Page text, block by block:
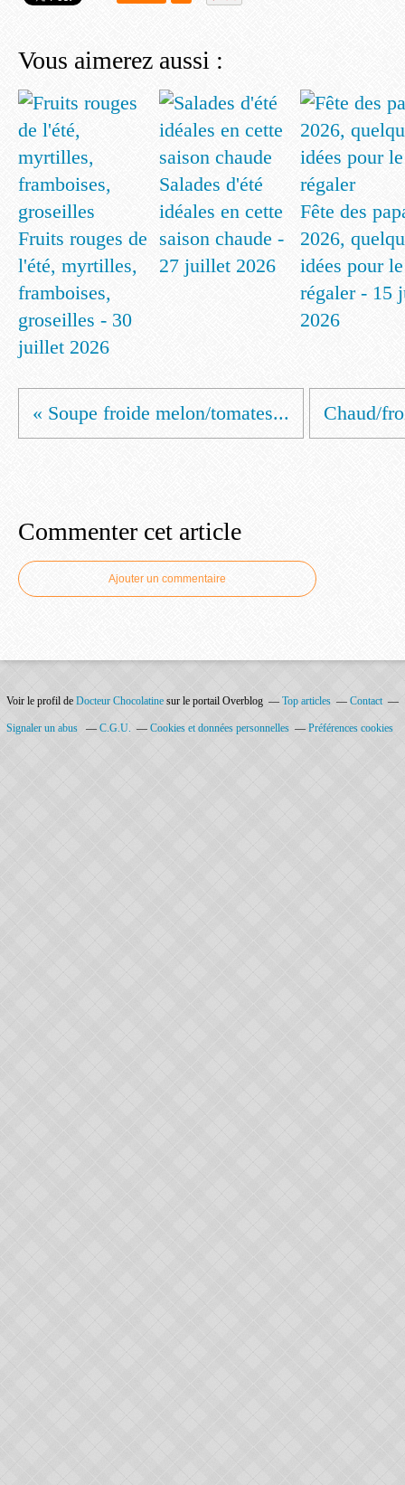
Vous aimerez aussi :
Fruits rouges de
l'été, myrtilles,
framboises,
groseilles - 30
juillet 2026
Salades d'été
idéales en cette
saison chaude -
27 juillet 2026
Fête des
2026,
idées pour le
régaler - 15
2026
« Soupe froide melon/tomates... Chaud/
Commenter cet article
Ajouter un commentaire
Voir le profil de Docteur Chocolatine sur le portail Overblog Top articles Contact
Signaler un abus C.G.U. Cookies et données personnelles Préférences cookies